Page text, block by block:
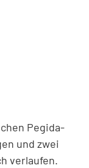
Pegida-
und zwei
verlaufen.